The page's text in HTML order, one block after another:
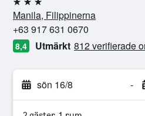
3 stjärnor
Manila, Filippinerna
+63 917 631 0670
8,4 Utmärkt 812 verifierade
sön 16/8 -